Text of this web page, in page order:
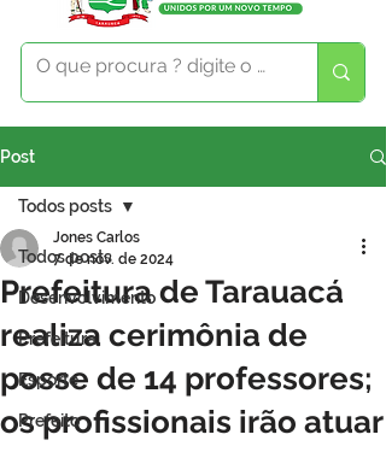
Post
Todos posts
Desenvolvimento
Prefeitura
Esporte
Prefeito
Todos posts
Prefeitura de Tarauacá
realiza cerimônia de
posse de 14 professores;
os profissionais irão atuar
Jones Carlos
7 de nov. de 2024